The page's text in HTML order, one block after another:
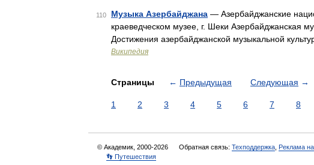
110 Музыка Азербайджана — Азербайджанские
краеведческом музее, г. Шеки Азербайджанская
Достижения азербайджанской музыкальной
Википедия
Страницы ← Предыдущая Следующая →
1 2 3 4 5 6 7 8
© Академик, 2000-2026 Обратная связь: Техподдержка Реклама
👣 Путешествия